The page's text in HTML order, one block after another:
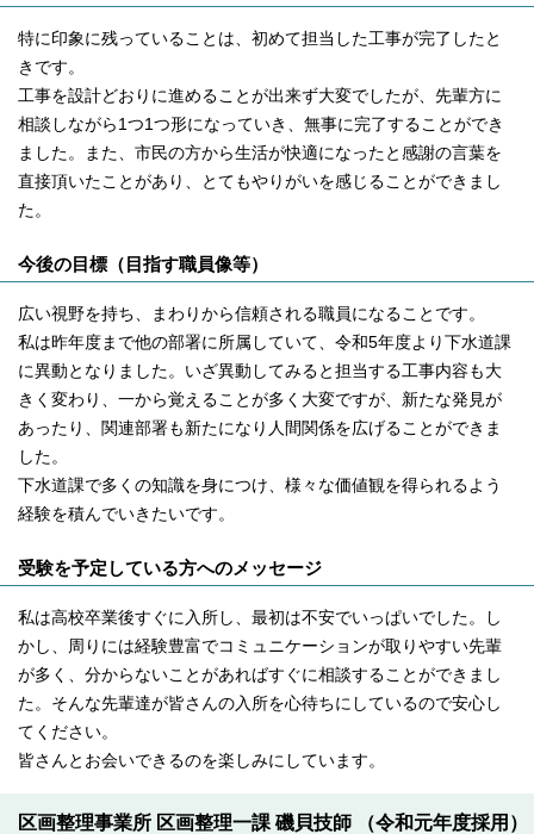
特に印象に残っていることは、初めて担当した工事が完了したと
きです。
工事を設計どおりに進めることが出来ず大変でしたが、先輩方に
相談しながら1つ1つ形になっていき、無事に完了することができ
ました。また、市民の方から生活が快適になったと感謝の言葉を
直接頂いたことがあり、とてもやりがいを感じることができまし
た。
今後の目標（目指す職員像等）
広い視野を持ち、まわりから信頼される職員になることです。
私は昨年度まで他の部署に所属していて、令和5年度より下水道課
に異動となりました。いざ異動してみると担当する工事内容も大
きく変わり、一から覚えることが多く大変ですが、新たな発見が
あったり、関連部署も新たになり人間関係を広げることができま
した。
下水道課で多くの知識を身につけ、様々な価値観を得られるよう
経験を積んでいきたいです。
受験を予定している方へのメッセージ
私は高校卒業後すぐに入所し、最初は不安でいっぱいでした。し
かし、周りには経験豊富でコミュニケーションが取りやすい先輩
が多く、分からないことがあればすぐに相談することができまし
た。そんな先輩達が皆さんの入所を心待ちにしているので安心し
てください。
皆さんとお会いできるのを楽しみにしています。
区画整理事業所 区画整理一課 磯貝技師 （令和元年度採用）